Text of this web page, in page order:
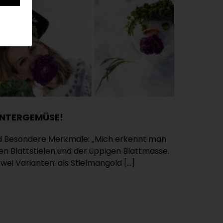
Merkmale: „Mich erkennt man
Blattstielen und der üppigen Blattmasse.
Varianten: als Stielmangold […]